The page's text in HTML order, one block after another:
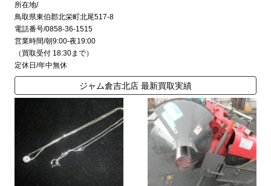
所在地/
鳥取県東伯郡北栄町北尾517-8
電話番号/0858-36-1515
営業時間/朝9:00-夜19:00
（買取受付 18:30まで）
定休日/年中無休
ジャム倉吉北店 最新買取実績